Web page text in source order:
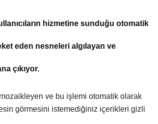
hizmetine sunduğu otomatik
eden nesneleri algılayan ve
çıkıyor.
ve bu işlemi otomatik olarak
görmesini istemediğiniz içerikleri gizli